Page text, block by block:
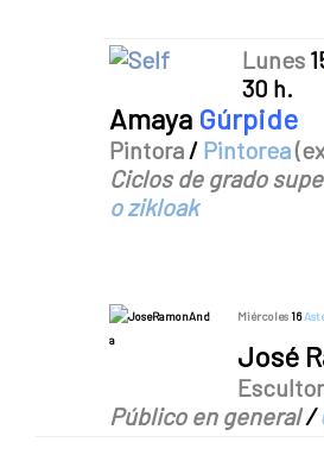
Lunes
30 h.
Amaya Gúrpide
Pintora/ Pintorea
Ciclos de grado
o zikloak
Miércoles 16
José
Escultor
Público en general/